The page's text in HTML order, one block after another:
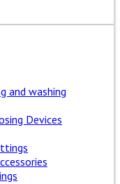
and washing
Devices